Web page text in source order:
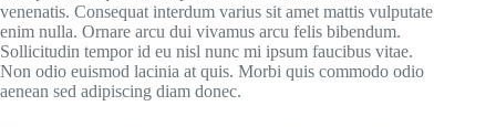
venenatis. Consequat interdum varius sit amet mattis vulputate
enim nulla. Ornare arcu dui vivamus arcu felis bibendum.
Sollicitudin tempor id eu nisl nunc mi ipsum faucibus vitae.
Non odio euismod lacinia at quis. Morbi quis commodo odio
aenean sed adipiscing diam donec.